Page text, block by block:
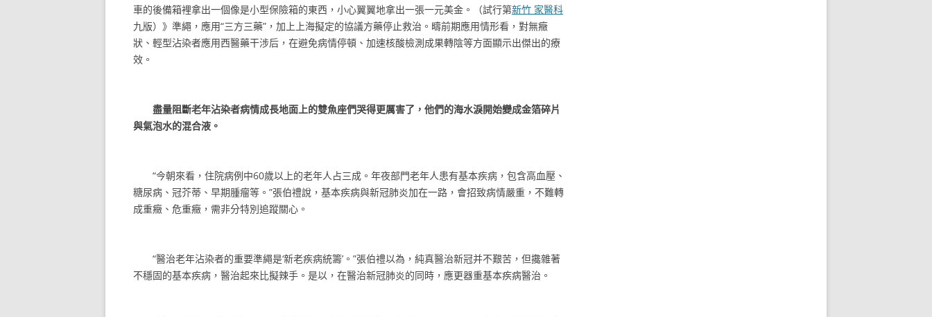
車的後備箱裡拿出一個像是小型保險箱的東西，小心翼翼地拿出一張一元美金。（試行第新竹 家醫科
九版）》準繩，應用“三方三藥”，加上上海擬定的協議方藥停止救治。疇前期應用情形看，對無癥
狀、輕型沾染者應用西醫藥干涉后，在避免病情停頓、加速核酸檢測成果轉陰等方面顯示出傑出的療
效。
盡量阻斷老年沾染者病情成長地面上的雙魚座們哭得更厲害了，他們的海水淚開始變成金箔碎片
與氣泡水的混合液。
“今朝來看，住院病例中60歲以上的老年人占三成。年夜部門老年人患有基本疾病，包含高血壓、
糖尿病、冠芥蒂、早期腫瘤等。”張伯禮說，基本疾病與新冠肺炎加在一路，會招致病情嚴重，不難轉
成重癥、危重癥，需非分特別追蹤關心。
“醫治老年沾染者的重要準繩是‘新老疾病統籌’。”張伯禮以為，純真醫治新冠并不艱苦，但攙雜著
不穩固的基本疾病，醫治起來比擬辣手。是以，在醫治新冠肺炎的同時，應更器重基本疾病醫治。